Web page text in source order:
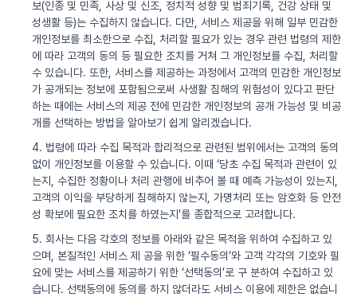
보(인종 및 민족, 사상 및 신조, 정치적 성향 및 범죄기록, 건강 상태 및
성생활 등)는 수집하지 않습니다. 다만, 서비스 제공을 위해 일부 민감한
개인정보를 최소한으로 수집, 처리할 필요가 있는 경우 관련 법령의 제한
에 따라 고객의 동의 등 필요한 조치를 거쳐 그 개인정보를 수집, 처리할
수 있습니다. 또한, 서비스를 제공하는 과정에서 고객의 민감한 개인정보
가 공개되는 정보에 포함됨으로써 사생활 침해의 위험성이 있다고 판단
하는 때에는 서비스의 제공 전에 민감한 개인정보의 공개 가능성 및 비공
개를 선택하는 방법을 알아보기 쉽게 알리겠습니다.
4. 법령에 따라 수집 목적과 합리적으로 관련된 범위에서는 고객의 동의
없이 개인정보를 이용할 수 있습니다. 이때 ‘당초 수집 목적과 관련이 있
는지, 수집한 정황이나 처리 관행에 비추어 볼 때 예측 가능성이 있는지,
고객의 이익을 부당하게 침해하지 않는지, 가명처리 또는 암호화 등 안전
성 확보에 필요한 조치를 하였는지’를 종합적으로 고려합니다.
5. 회사는 다음 각호의 정보를 아래와 같은 목적을 위하여 수집하고 있
으며, 본질적인 서비스 제 공을 위한 ‘필수동의’와 고객 각각의 기호와 필
요에 맞는 서비스를 제공하기 위한 ‘선택동의’로 구 분하여 수집하고 있
습니다. 선택동의에 동의를 하지 않더라도 서비스 이용에 제한은 없습니